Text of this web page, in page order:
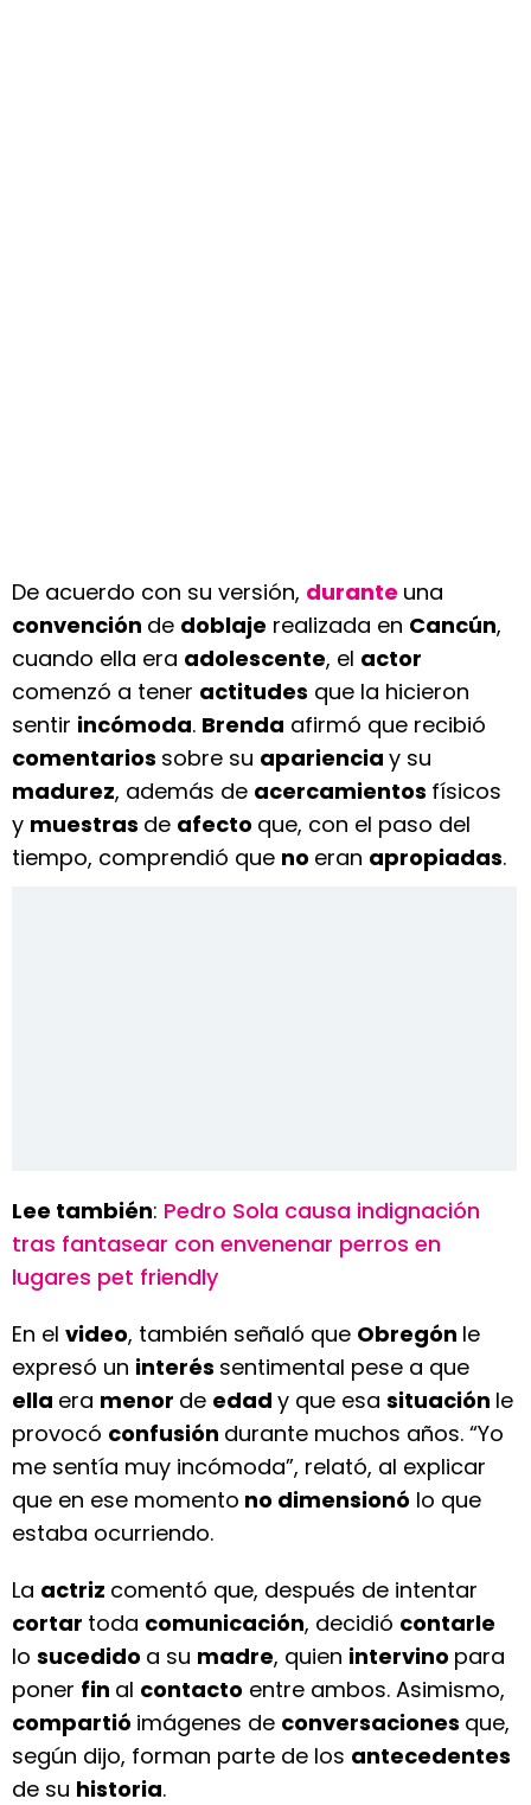
De acuerdo con su versión, durante una
convención de doblaje realizada en Cancún,
cuando ella era adolescente, el actor
comenzó a tener actitudes que la hicieron
sentir incómoda. Brenda afirmó que recibió
comentarios sobre su apariencia y su
madurez, además de acercamientos físicos
y muestras de afecto que, con el paso del
tiempo, comprendió que no eran apropiadas.
Lee también: Pedro Sola causa indignación
tras fantasear con envenenar perros en
lugares pet friendly
En el video, también señaló que Obregón le
expresó un interés sentimental pese a que
ella era menor de edad y que esa situación le
provocó confusión durante muchos años. “Yo
me sentía muy incómoda”, relató, al explicar
que en ese momento no dimensionó lo que
estaba ocurriendo.
La actriz comentó que, después de intentar
cortar toda comunicación, decidió contarle
lo sucedido a su madre, quien intervino para
poner fin al contacto entre ambos. Asimismo,
compartió imágenes de conversaciones que,
según dijo, forman parte de los antecedentes
de su historia.